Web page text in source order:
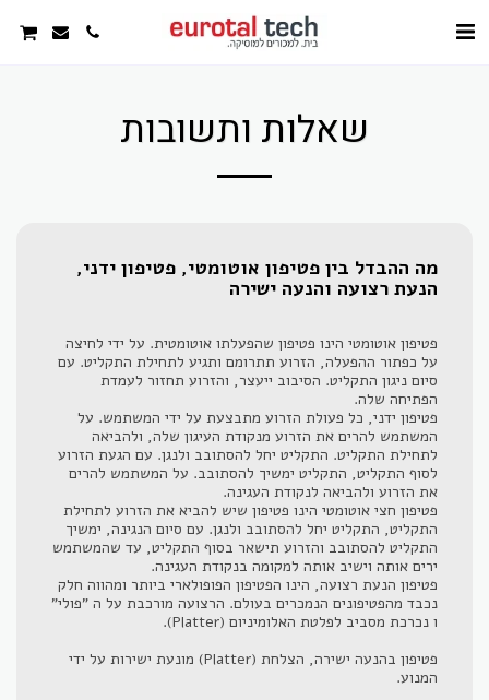
שאלות ותשובות
מה ההבדל בין פטיפון אוטומטי, פטיפון ידני,
הנעת רצועה והנעה ישירה
פטיפון אוטומטי הינו פטיפון שהפעלתו אוטומטית. על ידי לחיצה
על כפתור ההפעלה, הזרוע תתרומם ותגיע לתחילת התקליט. עם
סיום ניגון התקליט. הסיבוב ייעצר, והזרוע תחזור לעמדת
הפתיחה שלה.
פטיפון ידני, כל פעולת הזרוע מתבצעת על ידי המשתמש. על
המשתמש להרים את הזרוע מנקודת העיגון שלה, ולהביאה
לתחילת התקליט. התקליט יחל להסתובב ולנגן. עם הגעת הזרוע
לסוף התקליט, התקליט ימשיך להסתובב. על המשתמש להרים
את הזרוע ולהביאה לנקודת העגינה.
פטיפון חצי אוטומטי הינו פטיפון שיש להביא את הזרוע לתחילת
התקליט, התקליט יחל להסתובב ולנגן. עם סיום הנגינה, ימשיך
התקליט להסתובב והזרוע תישאר בסוף התקליט, עד שהמשתמש
ירים אותה וישיב אותה למקומה בנקודת העגינה.
פטיפון הנעת רצועה, הינו הפטיפון הפופולארי ביותר ומהווה חלק
נכבד מהפטיפונים הנמכרים בעולם. הרצועה מורכבת על ה "פולי"
ו נכרכת מסביב לפלטת האלומיניום (Platter).
פטיפון בהנעה ישירה, הצלחת (Platter) מונעת ישירות על ידי
המנוע.